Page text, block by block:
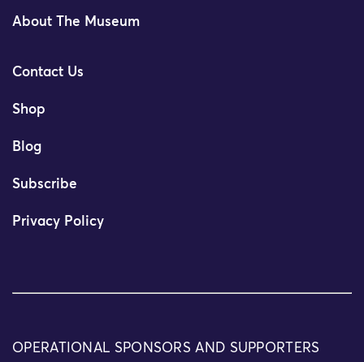
About The Museum
Contact Us
Shop
Blog
Subscribe
Privacy Policy
OPERATIONAL SPONSORS AND SUPPORTERS